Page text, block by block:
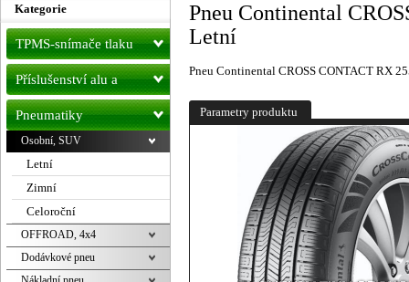
Pneu Continental
Letní
Pneu Continental CROSS CONTACT RX
Parametry produktu
Kategorie
TPMS-snímače tlaku
Příslušenství alu a
pneu
Pneumatiky
Osobní, SUV
Letní
Zimní
Celoroční
OFFROAD, 4x4
Dodávkové pneu